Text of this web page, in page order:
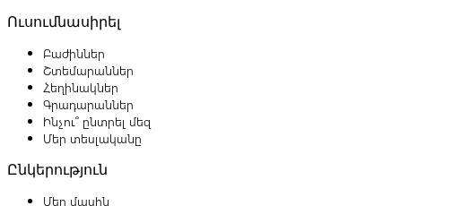
Ուսումնասիրել
Բաժիններ
Շտեմարաններ
Հեղինակներ
Գրադարաններ
Ինչու՞ ընտրել մեզ
Մեր տեսլականը
Ընկերություն
Մեր մասին